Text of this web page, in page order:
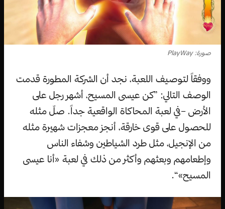
صورة: PlayWay
ووفقاً لتوصيف اللعبة، نجد أن الشركة المطورة قدمت
الوصف التالي: ”كن عيسى المسيح، أشهر رجل على
الأرض –في لعبة المحاكاة الواقعية جداً. صلّ مثله
للحصول على قوى خارقة، أنجز معجزات شهيرة مثله
من الإنجيل، مثل طرد الشياطين وشفاء الناس
وإطعامهم وبعثهم وأكثر من ذلك في لعبة «أنا عيسى
المسيح»“.